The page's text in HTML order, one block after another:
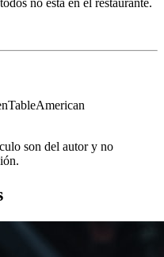
American
son del autor y no